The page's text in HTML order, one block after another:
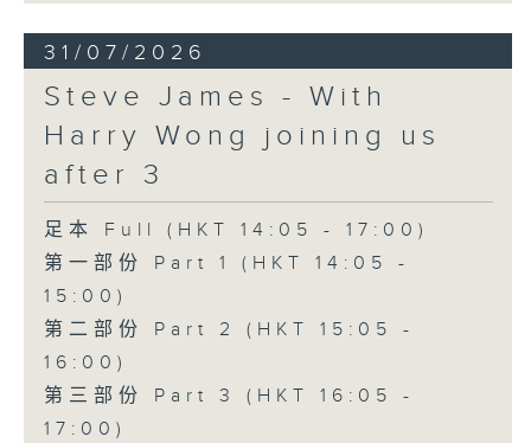
31/07/2026
Steve James - With
Harry Wong joining us
after 3
足本 Full (HKT 14:05 - 17:00)
第一部份 Part 1 (HKT 14:05 -
15:00)
第二部份 Part 2 (HKT 15:05 -
16:00)
第三部份 Part 3 (HKT 16:05 -
17:00)